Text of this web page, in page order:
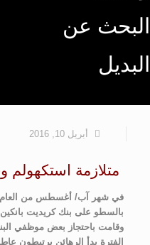
البحث عن
البديل
أبريل 10, 2016
متلازمة
بالسطو على بنك كريديت
وقامت باحتجاز بعض موظفي
الفترة بدأ الرهائن يرتبطون